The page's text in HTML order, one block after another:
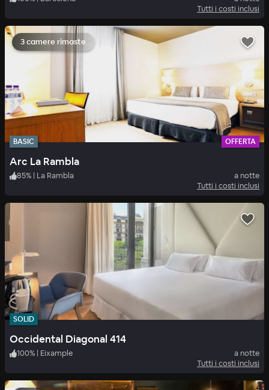
Tutti i costi inclusi
3 camere rimaste
BASIC OFFERTA
Arc La Rambla
85% | La Rambla
a notte
Tutti i costi inclusi
SOLID
Occidental Diagonal 414
100% | Eixample
a notte
Tutti i costi inclusi